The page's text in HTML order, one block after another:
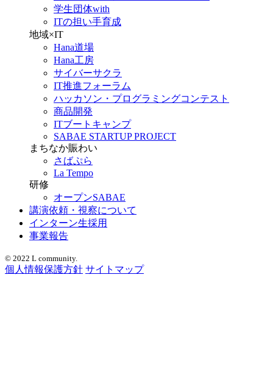
学生団体with
ITの担い手育成
地域×IT
Hana道場
Hana工房
サイバーサクラ
IT推進フォーラム
ハッカソン・プログラミングコンテスト
商品開発
ITブートキャンプ
SABAE STARTUP PROJECT
まちなか賑わい
さばぷら
La Tempo
研修
オープンSABAE
講演依頼・視察について
インターン生採用
事業報告
© 2022 L community.
個人情報保護方針 サイトマップ